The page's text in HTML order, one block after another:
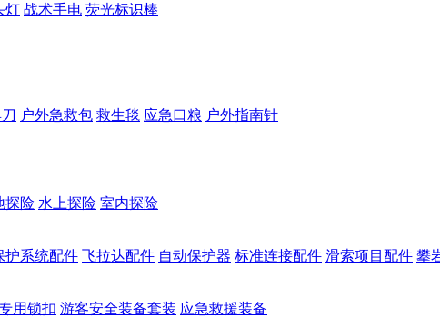
灯 战术手电 荧光标识棒
户外急救包 救生毯 应急口粮 户外指南针
探险 水上探险 室内探险
护系统配件 飞拉达配件 自动保护器 标准连接配件 滑索项目配件 攀
用锁扣 游客安全装备套装 应急救援装备